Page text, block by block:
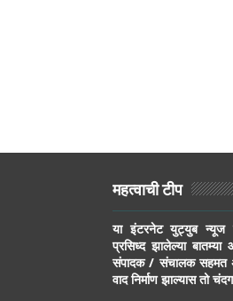
महत्वाची टीप
या इंटरनेट युट्युब न्यूज
प्रसिध्द झालेल्या
संपादक / संचालक सहमत
वाद निर्माण झाल्यास तो